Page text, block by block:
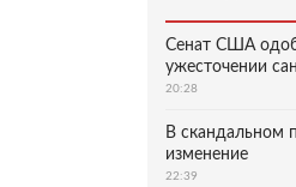
Сенат США
ужесточении
20:28
В скандальном
изменение
22:39